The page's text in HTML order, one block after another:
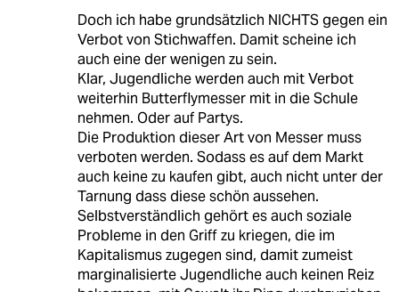
Doch ich habe grundsätzlich NICHTS gegen ein
Verbot von Stichwaffen. Damit scheine ich
auch eine der wenigen zu sein.
Klar, Jugendliche werden auch mit Verbot
weiterhin Butterflymesser mit in die Schule
nehmen. Oder auf Partys.
Die Produktion dieser Art von Messer muss
verboten werden. Sodass es auf dem Markt
auch keine zu kaufen gibt, auch nicht unter der
Tarnung dass diese schön aussehen.
Selbstverständlich gehört es auch soziale
Probleme in den Griff zu kriegen, die im
Kapitalismus zugegen sind, damit zumeist
marginalisierte Jugendliche auch keinen Reiz